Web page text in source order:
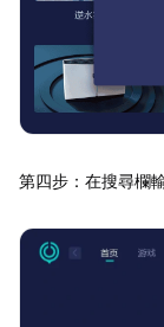
第四步：在搜尋欄